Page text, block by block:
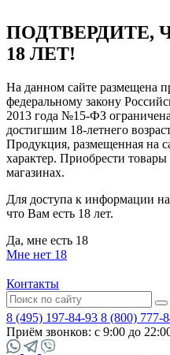
ПОДТВЕРДИТЕ,
18 ЛЕТ!
На данном сайте размещена
федеральному закону
2013 года №15-ФЗ
достигшим 18-летнего
Продукция, размещенная на
характер. Приобрести
магазинах.
Для доступа к информации
что Вам есть 18 лет.
Да, мне есть 18
Мне нет 18
Контакты
8 (495) 197-84-93 8 (800) 777-
Приём звонков: с 9:00 до